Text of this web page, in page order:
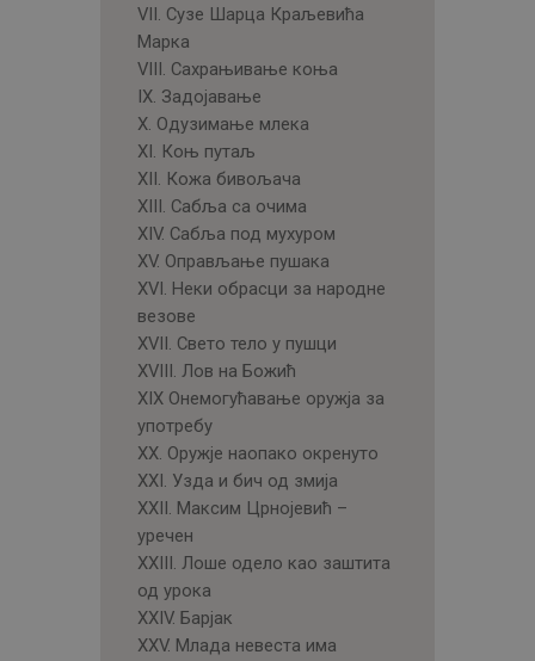
VII. Сузе Шарца Краљевића
Марка
VIII. Сахрањивање коња
IX. Задојавање
X. Одузимање млека
XI. Коњ путаљ
XII. Кожа бивољача
XIII. Сабља са очима
XIV. Сабља под мухуром
XV. Оправљање пушака
XVI. Неки обрасци за народне
везове
XVII. Свето тело у пушци
XVIII. Лов на Божић
XIX Онемогућавање оружја за
употребу
XX. Оружје наопако окренуто
XXI. Узда и бич од змија
XXII. Максим Црнојевић –
уречен
XXIII. Лоше одело као заштита
од урока
XXIV. Барјак
XXV. Млада невеста има